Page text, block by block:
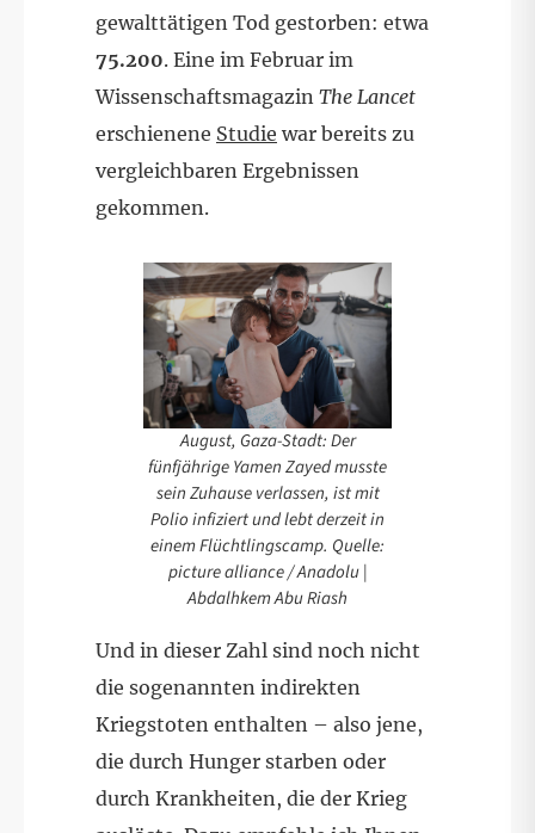
gewalttätigen Tod gestorben: etwa
75.200. Eine im Februar im
Wissenschaftsmagazin The Lancet
erschienene Studie war bereits zu
vergleichbaren Ergebnissen
gekommen.
August, Gaza-Stadt: Der
fünfjährige Yamen Zayed musste
sein Zuhause verlassen, ist mit
Polio infiziert und lebt derzeit in
einem Flüchtlingscamp. Quelle:
picture alliance / Anadolu |
Abdalhkem Abu Riash
Und in dieser Zahl sind noch nicht
die sogenannten indirekten
Kriegstoten enthalten – also jene,
die durch Hunger starben oder
durch Krankheiten, die der Krieg